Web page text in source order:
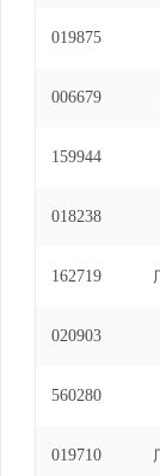
019875
006679
159944
018238
162719
020903
560280
019710